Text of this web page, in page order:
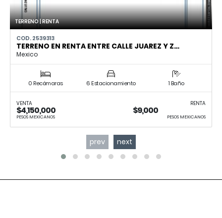
TERRENO | RENTA
COD. 2539313
TERRENO EN RENTA ENTRE CALLE JUAREZ Y Z…
Mexico
0 Recámaras 6 Estacionamiento 1 Baño
VENTA
$4,150,000
PESOS MEXICANOS
RENTA
$9,000
PESOS MEXICANOS
prev next